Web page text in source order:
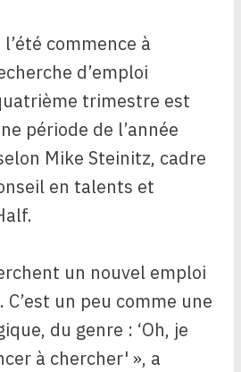
commence à
d’emploi
trimestre est
période de l’année
Mike Steinitz, cadre
en talents et
un nouvel emploi
C’est un peu comme une
du genre : ‘Oh, je
à chercher' », a